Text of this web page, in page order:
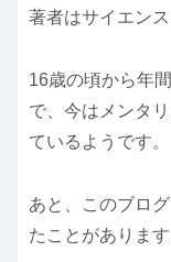
著者はサイエン
16歳の頃から年
で、今はメンタ
ているようです。
あと、このブロ
たことがあります